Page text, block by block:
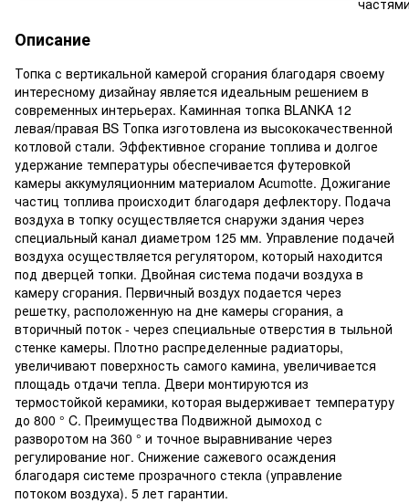
Описание
Топка с вертикальной камерой сгорания благодаря своему
интересному дизайнау является идеальным решением в
современных интерьерах. Каминная топка BLANKA 12
левая/правая BS Топка изготовлена ​​из высококачественной
котловой стали. Эффективное сгорание топлива и долгое
удержание температуры обеспечивается футеровкой
камеры аккумуляционним материалом Acumotte. Дожигание
частиц топлива происходит благодаря дефлектору. Подача
воздуха в топку осуществляется снаружи здания через
специальный канал диаметром 125 мм. Управление подачей
воздуха осуществляется регулятором, который находится
под дверцей топки. Двойная система подачи воздуха в
камеру сгорания. Первичный воздух подается через
решетку, расположенную на дне камеры сгорания, а
вторичный поток - через специальные отверстия в тыльной
стенке камеры. Плотно распределенные радиаторы,
увеличивают поверхность самого камина, увеличивается
площадь отдачи тепла. Двери монтируются из
термостойкой керамики, которая выдерживает температуру
до 800 ° C. Преимущества Подвижной дымоход с
разворотом на 360 ° и точное выравнивание через
регулирование ног. Снижение сажевого осаждения
благодаря системе прозрачного стекла (управление
потоком воздуха). 5 лет гарантии.